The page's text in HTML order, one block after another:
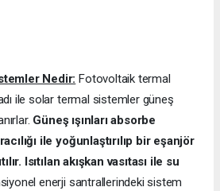
Nedir: Fotovoltaik termal
ile solar termal sistemler güneş
Güneş ışınları absorbe
ile yoğunlaştırılıp bir eşanjör
Isıtılan akışkan vasıtası ile su
enerji santrallerindeki sistem